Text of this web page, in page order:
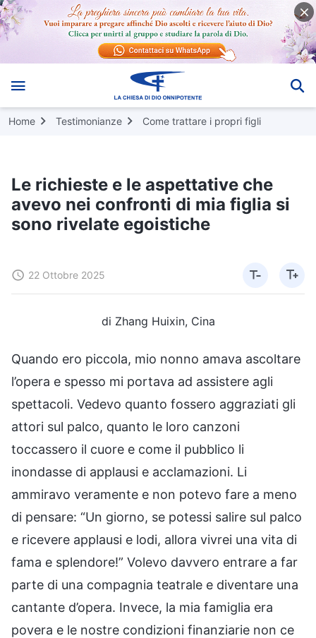
Home Testimonianze Come trattare i propri figli
Le richieste e le aspettative che
avevo nei confronti di mia figlia si
sono rivelate egoistiche
22 Ottobre 2025
di Zhang Huixin, Cina
Quando ero piccola, mio nonno amava ascoltare
l’opera e spesso mi portava ad assistere agli
spettacoli. Vedevo quanto fossero aggraziati gli
attori sul palco, quanto le loro canzoni
toccassero il cuore e come il pubblico li
inondasse di applausi e acclamazioni. Li
ammiravo veramente e non potevo fare a meno
di pensare: “Un giorno, se potessi salire sul palco
e ricevere applausi e lodi, allora vivrei una vita di
fama e splendore!” Volevo davvero entrare a far
parte di una compagnia teatrale e diventare una
cantante d’opera. Invece, la mia famiglia era
povera e le nostre condizioni finanziarie non ce